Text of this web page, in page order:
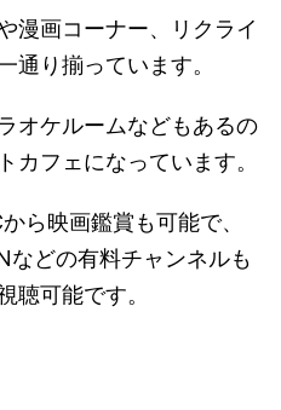
漫画コーナー、リクライ
通り揃っています。
オケルームなどもあるの
カフェになっています。
ら映画鑑賞も可能で、
などの有料チャンネルも
聴可能です。